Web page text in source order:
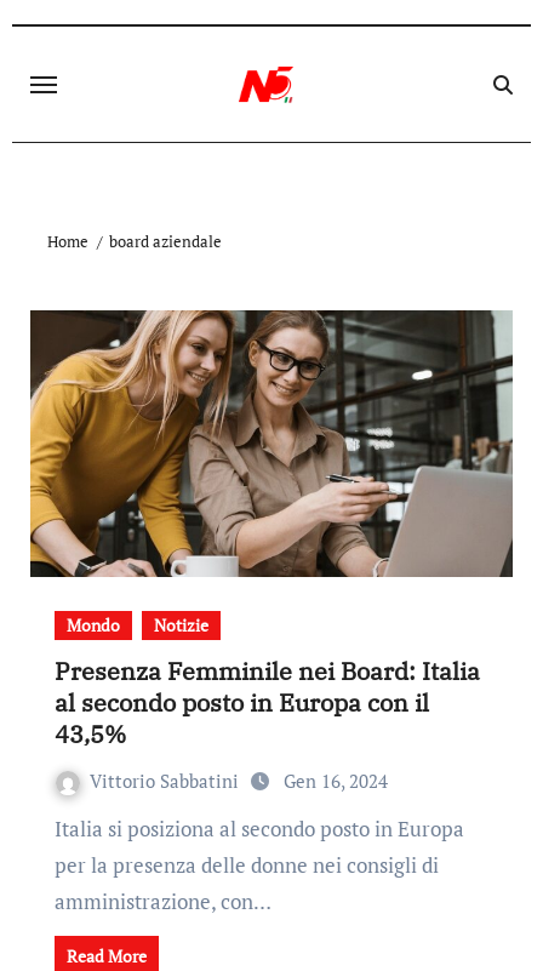
content
Home board aziendale
Mondo Notizie
Presenza Femminile nei Board: Italia
al secondo posto in Europa con il
43,5%
Vittorio Sabbatini Gen 16, 2024
Italia si posiziona al secondo posto in Europa
per la presenza delle donne nei consigli di
amministrazione, con…
Read More